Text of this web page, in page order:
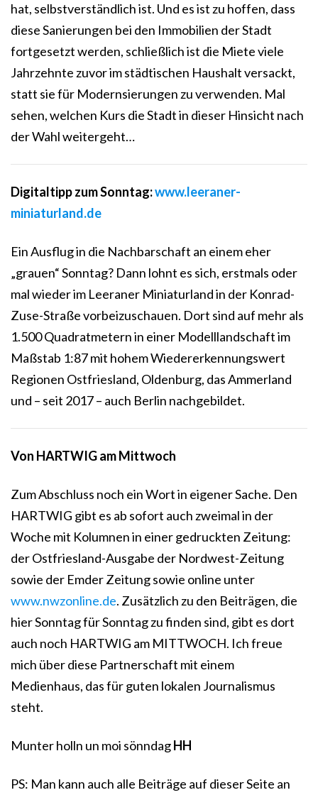
hat, selbstverständlich ist. Und es ist zu hoffen, dass
diese Sanierungen bei den Immobilien der Stadt
fortgesetzt werden, schließlich ist die Miete viele
Jahrzehnte zuvor im städtischen Haushalt versackt,
statt sie für Modernsierungen zu verwenden. Mal
sehen, welchen Kurs die Stadt in dieser Hinsicht nach
der Wahl weitergeht…
Digitaltipp zum Sonntag:www.leeraner-
miniaturland.de
Ein Ausflug in die Nachbarschaft an einem eher
„grauen“ Sonntag? Dann lohnt es sich, erstmals oder
mal wieder im Leeraner Miniaturland in der Konrad-
Zuse-Straße vorbeizuschauen. Dort sind auf mehr als
1.500 Quadratmetern in einer Modelllandschaft im
Maßstab 1:87 mit hohem Wiedererkennungswert
Regionen Ostfriesland, Oldenburg, das Ammerland
und – seit 2017 – auch Berlin nachgebildet.
Von HARTWIG am Mittwoch
Zum Abschluss noch ein Wort in eigener Sache. Den
HARTWIG gibt es ab sofort auch zweimal in der
Woche mit Kolumnen in einer gedruckten Zeitung:
der Ostfriesland-Ausgabe der Nordwest-Zeitung
sowie der Emder Zeitung sowie online unter
www.nwzonline.de. Zusätzlich zu den Beiträgen, die
hier Sonntag für Sonntag zu finden sind, gibt es dort
auch noch HARTWIG am MITTWOCH. Ich freue
mich über diese Partnerschaft mit einem
Medienhaus, das für guten lokalen Journalismus
steht.
Munter holln un moi sönndagHH
PS: Man kann auch alle Beiträge auf dieser Seite an